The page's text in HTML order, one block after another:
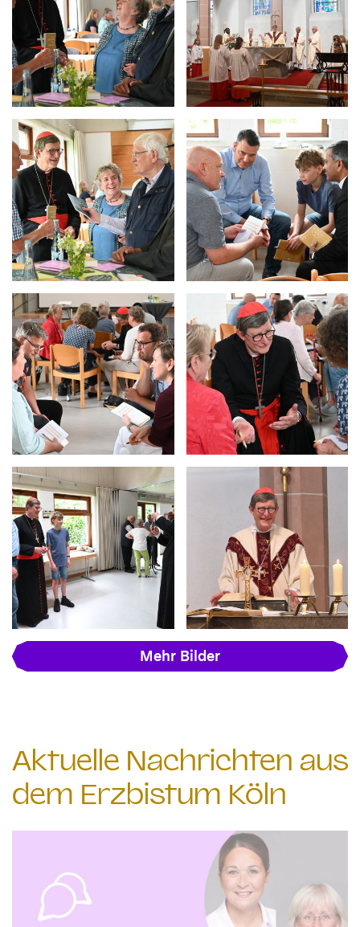
Mehr Bilder
Aktuelle Nachrichten aus
dem Erzbistum Köln